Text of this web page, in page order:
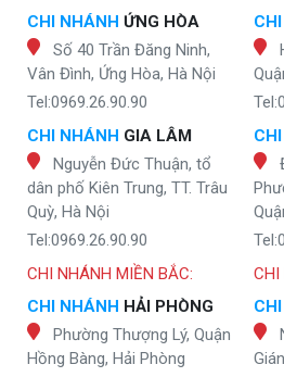
CHI NHÁNH ỨNG HÒA
Số 40 Trần Đăng Ninh,
Vân Đình, Ứng Hòa, Hà Nội
Tel:0969.26.90.90
CHI NHÁNH GIA LÂM
Nguyễn Đức Thuận, tổ
dân phố Kiên Trung, TT. Trâu
Quỳ, Hà Nội
Tel:0969.26.90.90
CHI NHÁNH MIỀN BẮC:
CHI NHÁNH HẢI PHÒNG
Phường Thượng Lý, Quận
Hồng Bàng, Hải Phòng
CHI